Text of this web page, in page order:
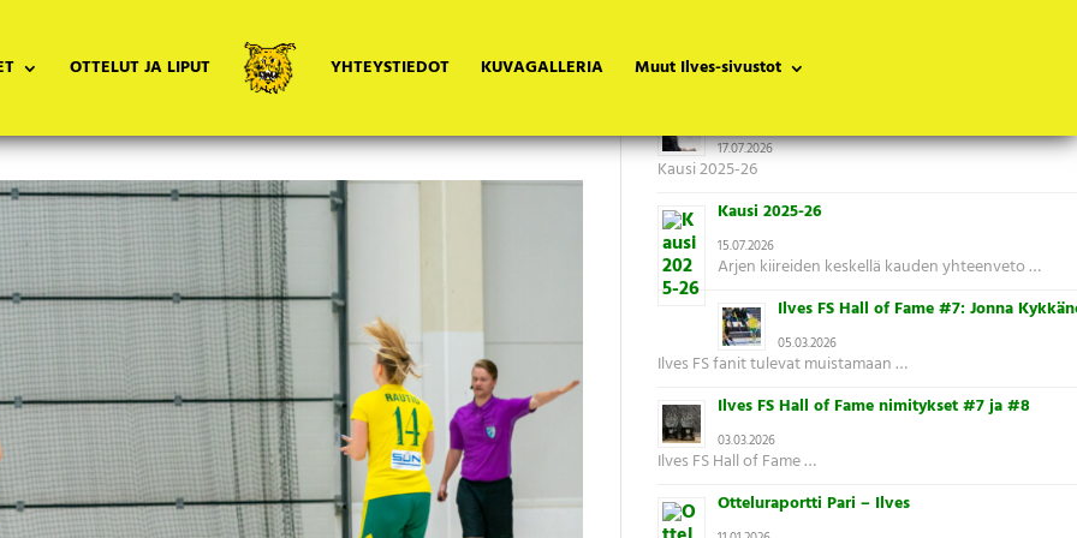
OTTELUT JA LIPUT YHTEYSTIEDOT KUVAGALLERIA Muut Ilves-sivustot
Tuoreimmat uutiset
17.07.2026
Kausi 2025-26
Kausi 2025-26
15.07.2026
Arjen kiireiden keskellä kauden yhteenveto …
Ilves FS Hall of Fame #7: Jonna
05.03.2026
Ilves FS fanit tulevat muistamaan …
Ilves FS Hall of Fame nimitykset #7 ja #8
03.03.2026
Ilves FS Hall of Fame …
Otteluraportti Pari – Ilves